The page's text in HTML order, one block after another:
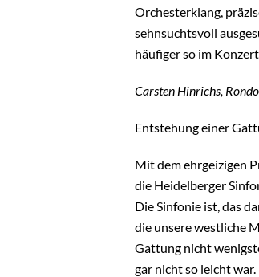
Orchesterklang,
sehnsuchtsvoll
häufiger so im
Carsten Hinrichs,
Entstehung einer
Mit dem ehrgeizigen
die Heidelberger
Die Sinfonie ist, das
die unsere westliche
Gattung nicht
gar nicht so leicht